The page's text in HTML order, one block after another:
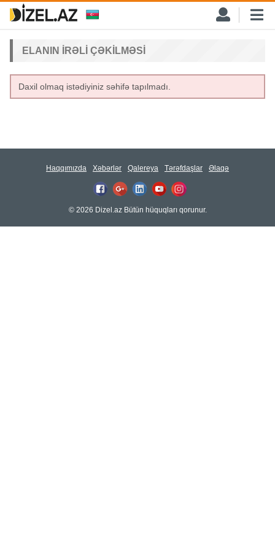
ELANIN IRƏLI ÇƏKILMƏSI
Daxil olmaq istədiyiniz səhifə tapılmadı.
Haqqımızda Xəbərlər Qalereya Tərəfdaşlar Əlaqə
© 2026 Dizel.az Bütün hüquqları qorunur.